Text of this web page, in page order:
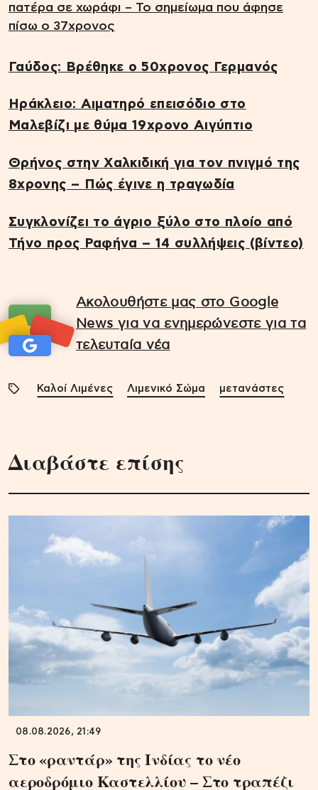
πατέρα σε χωράφι – Το σημείωμα που άφησε
πίσω ο 37χρονος
Γαύδος: Βρέθηκε ο 50χρονος Γερμανός
Ηράκλειο: Αιματηρό επεισόδιο στο
Μαλεβίζι με θύμα 19χρονο Αιγύπτιο
Θρήνος στην Χαλκιδική για τον πνιγμό της
8χρονης – Πώς έγινε η τραγωδία
Συγκλονίζει το άγριο ξύλο στο πλοίο από
Τήνο προς Ραφήνα – 14 συλλήψεις (βίντεο)
Ακολουθήστε μας στο Google
News για να ενημερώνεστε για τα
τελευταία νέα
Καλοί Λιμένες Λιμενικό Σώμα μετανάστες
Διαβάστε επίσης
08.08.2026, 21:49
Στο «ραντάρ» της Ινδίας το νέο
αεροδρόμιο Καστελλίου – Στο τραπέζι